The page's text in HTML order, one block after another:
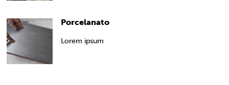
Porcelanato
Lorem ipsum